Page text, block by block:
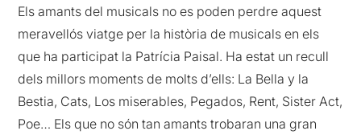
Els amants del musicals no es poden perdre aquest
meravellós viatge per la història de musicals en els
que ha participat la Patrícia Paisal. Ha estat un recull
dels millors moments de molts d’ells: La Bella y la
Bestia, Cats, Los miserables, Pegados, Rent, Sister Act,
Poe… Els que no són tan amants trobaran una gran